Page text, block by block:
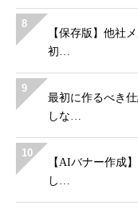
8
【保存版】他社
初…
9
最初に作るべき
しな…
10
【AIバナー作成
し…